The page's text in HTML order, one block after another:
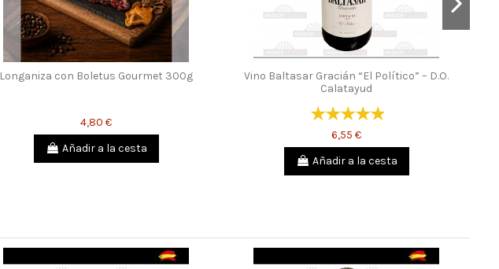
Longaniza con Boletus Gourmet 300g
4,80 €
Añadir a la cesta
Vino Baltasar Gracián “El Político” – D.O.
Calatayud
6,55 €
Añadir a la cesta